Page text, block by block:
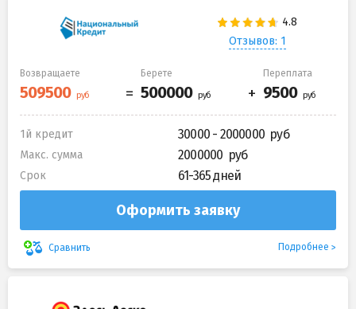
Отзывов: 1
Возвращаете Берете Переплата
1й кредит 30000 - 2000000
Макс. сумма 2000000
Срок 61-365 дней
Оформить заявку
Сравнить Подробнее